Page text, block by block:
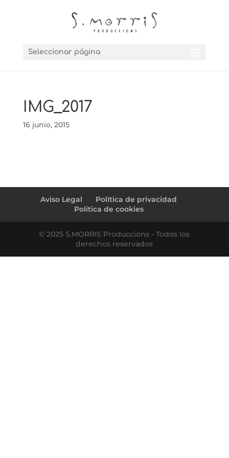
Seleccionar página
IMG_2017
16 junio, 2015
Aviso Legal
Política de privacidad
Política de cookies
© 2025 S.MORRIS Produccions - Todos los
derechos reservados